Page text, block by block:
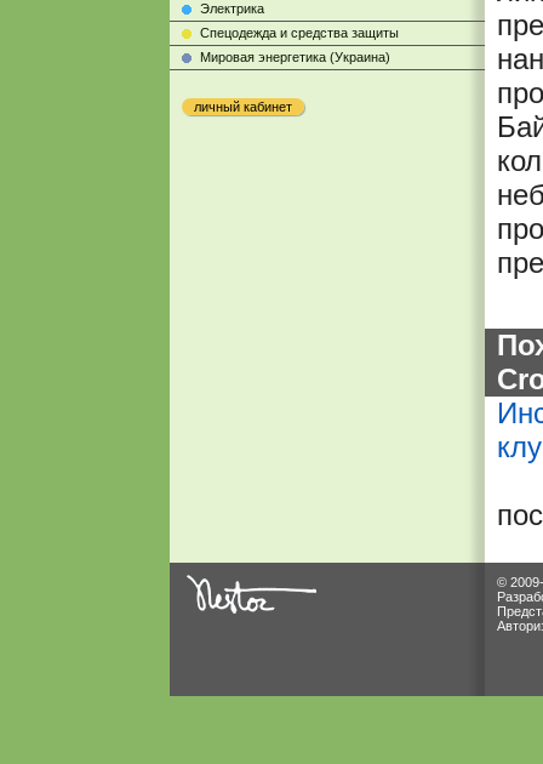
Электрика
Cпецодежда и средства защиты
Мировая энергетика (Украина)
личный кабинет
©